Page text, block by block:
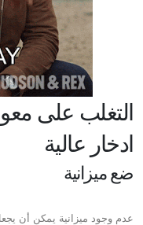
التغلب على
ادخار عالية
ضع ميزانية
عدم وجود ميزانية يمكن أن